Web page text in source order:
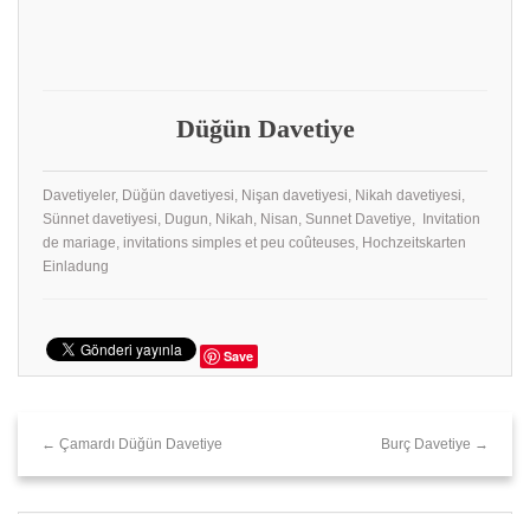
Düğün Davetiye
Davetiyeler, Düğün davetiyesi, Nişan davetiyesi, Nikah davetiyesi,
Sünnet davetiyesi, Dugun, Nikah, Nisan, Sunnet Davetiye, Invitation
de mariage, invitations simples et peu coûteuses, Hochzeitskarten
Einladung
Save
← Çamardı Düğün Davetiye Burç Davetiye →